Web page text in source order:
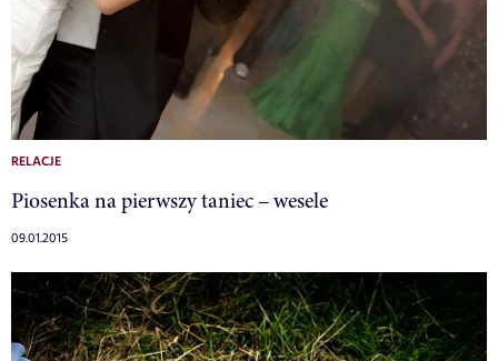
RELACJE
Piosenka na pierwszy taniec – wesele
09.01.2015